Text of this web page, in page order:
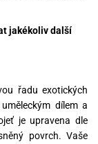
jakékoliv další
řadu exotických
dílem a
je upravena dle
povrch. Vaše